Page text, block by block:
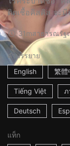
ติดเชื้อคิสคิส จะมี
31mสาธารณรัฐ
คำบรรยาย
English
繁體
Tiếng Việt ภ
Deutsch
แท็ก